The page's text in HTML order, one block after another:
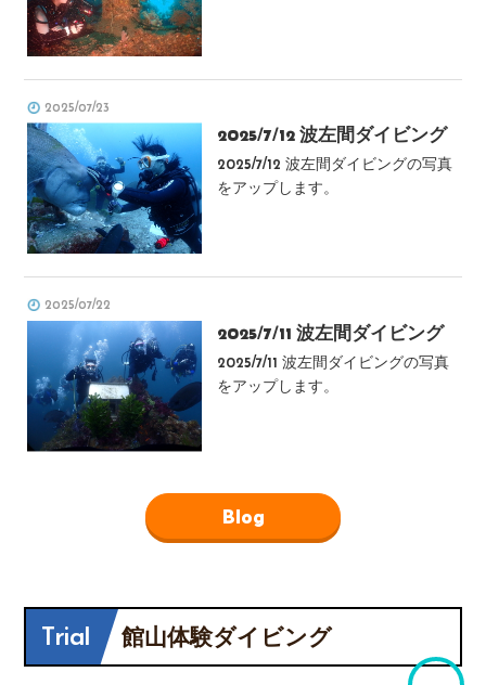
2025/07/23
2025/7/12 波左間ダイビング
2025/7/12 波左間ダイビングの写真
をアップします。
2025/07/22
2025/7/11 波左間ダイビング
2025/7/11 波左間ダイビングの写真
をアップします。
Blog
Trial 館山体験ダイビング